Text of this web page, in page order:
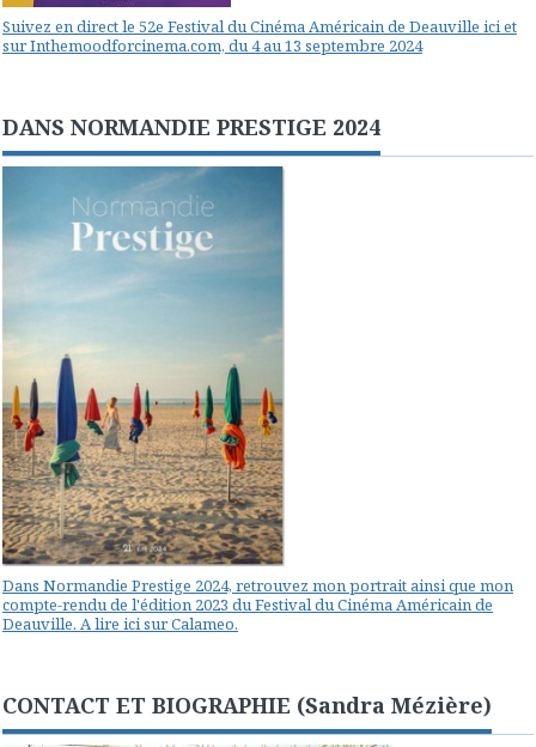
Suivez en direct le 52e Festival du Cinéma Américain de Deauville ici et
sur Inthemoodforcinema.com, du 4 au 13 septembre 2024
DANS NORMANDIE PRESTIGE 2024
Dans Normandie Prestige 2024, retrouvez mon portrait ainsi que mon
compte-rendu de l'édition 2023 du Festival du Cinéma Américain de
Deauville. A lire ici sur Calameo.
CONTACT ET BIOGRAPHIE (Sandra Mézière)